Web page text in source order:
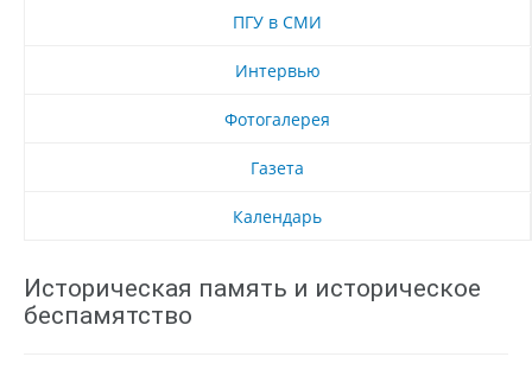
ПГУ в СМИ
Интервью
Фотогалерея
Газета
Календарь
Историческая память и историческое
беспамятство